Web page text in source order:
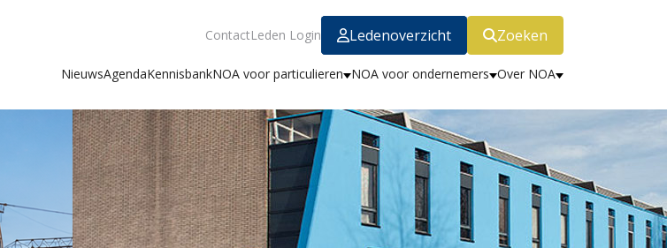
ContactLeden Login Ledenoverzicht Zoeken
NieuwsAgendaKennisbankNOA voor particulieren NOA voor ondernemers Over NOA